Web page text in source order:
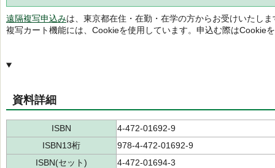
遠隔複写申込みは、東京都在住・在勤・在学の方からお受けいたしま
複写カート機能には、Cookieを使用しています。申込む際はCookie
資料詳細
ISBN
4-472-01692-9
ISBN13桁
978-4-472-01692-9
ISBN(セット)
4-472-01694-3